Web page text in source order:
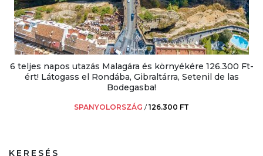
6 teljes napos utazás Malagára és környékére 126.300 Ft-
ért! Látogass el Rondába, Gibraltárra, Setenil de las
Bodegasba!
SPANYOLORSZÁG /126.300 FT
KERESÉS